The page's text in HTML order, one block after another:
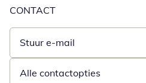
CONTACT
Stuur e-mail
Opent e-mailclient
Alle contactopties